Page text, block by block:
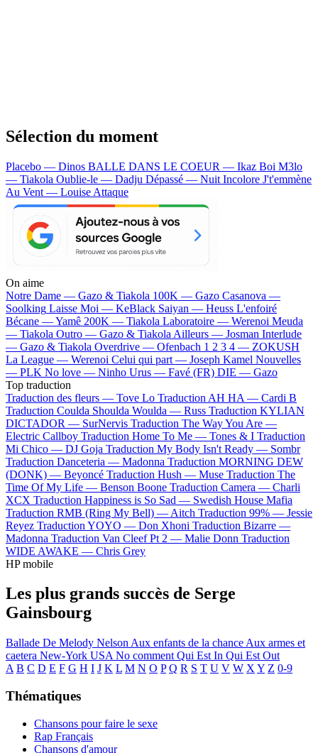
Sélection du moment
Placebo — Dinos BALLE DANS LE COEUR — Ikaz Boi M3lo
— Tiakola Oublie-le — Dadju Dépassé — Nuit Incolore J't'emmène
Au Vent — Louise Attaque
On aime
Notre Dame — Gazo & Tiakola 100K — Gazo Casanova —
Soolking Laisse Moi — KeBlack Saiyan — Heuss L'enfoiré
Bécane —Yamê 200K — Tiakola Laboratoire — Werenoi Meuda
— Tiakola Outro — Gazo & Tiakola Ailleurs — Josman Interlude
— Gazo & Tiakola Overdrive — Ofenbach 1 2 3 4 — ZOKUSH
La League — Werenoi Celui qui part — Joseph Kamel Nouvelles
— PLK No love — Ninho Urus — Favé (FR) DIE — Gazo
Top traduction
Traduction des fleurs — Tove Lo Traduction AH HA — Cardi B
Traduction Coulda Shoulda Woulda — Russ Traduction KYLIAN
DICTADOR — SurNervis Traduction The Way You Are —
Electric Callboy Traduction Home To Me — Tones & I Traduction
Mi Chico — DJ Goja Traduction My Body Isn't Ready — Sombr
Traduction Danceteria — Madonna Traduction MORNING DEW
(DONK) — Beyoncé Traduction Hush — Muse Traduction The
Time Of My Life — Benson Boone Traduction Camera — Charli
XCX Traduction Happiness is So Sad — Swedish House Mafia
Traduction RMB (Ring My Bell) — Aitch Traduction 99% — Jessie
Reyez Traduction YOYO — Don Xhoni Traduction Bizarre —
Madonna Traduction Van Cleef Pt 2 — Malie Donn Traduction
WIDE AWAKE — Chris Grey
HP mobile
Les plus grands succès de Serge
Gainsbourg
Ballade De Melody Nelson Aux enfants de la chance Aux armes et
caetera New-York USA No comment Qui Est In Qui Est Out
A B C D E F G H I J K L M N O P Q R S T U V W X Y Z 0-9
Thématiques
Chansons pour faire le sexe
Rap Français
Chansons d'amour